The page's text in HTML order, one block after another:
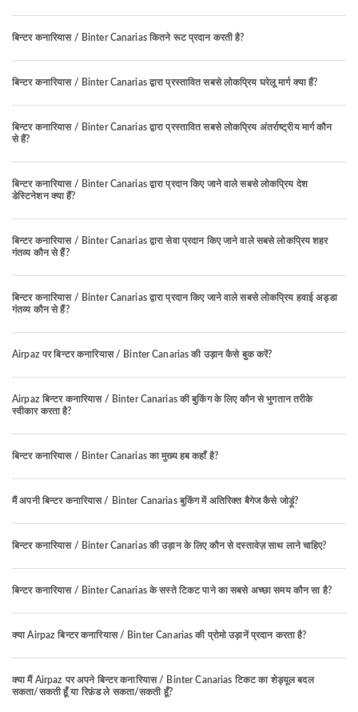
बिन्टर कनारियास / Binter Canarias कितने रूट प्रदान करती है?
बिन्टर कनारियास / Binter Canarias द्वारा प्रस्तावित सबसे लोकप्रिय घरेलू मार्ग क्या हैं?
बिन्टर कनारियास / Binter Canarias द्वारा प्रस्तावित सबसे लोकप्रिय अंतर्राष्ट्रीय मार्ग कौन
से हैं?
बिन्टर कनारियास / Binter Canarias द्वारा प्रदान किए जाने वाले सबसे लोकप्रिय देश
डेस्टिनेशन क्या हैं?
बिन्टर कनारियास / Binter Canarias द्वारा सेवा प्रदान किए जाने वाले सबसे लोकप्रिय शहर
गंतव्य कौन से हैं?
बिन्टर कनारियास / Binter Canarias द्वारा प्रदान किए जाने वाले सबसे लोकप्रिय हवाई अड्डा
गंतव्य कौन से हैं?
Airpaz पर बिन्टर कनारियास / Binter Canarias की उड़ान कैसे बुक करें?
Airpaz बिन्टर कनारियास / Binter Canarias की बुकिंग के लिए कौन से भुगतान तरीके
स्वीकार करता है?
बिन्टर कनारियास / Binter Canarias का मुख्य हब कहाँ है?
मैं अपनी बिन्टर कनारियास / Binter Canarias बुकिंग में अतिरिक्त बैगेज कैसे जोड़ूं?
बिन्टर कनारियास / Binter Canarias की उड़ान के लिए कौन से दस्तावेज़ साथ लाने चाहिए?
बिन्टर कनारियास / Binter Canarias के सस्ते टिकट पाने का सबसे अच्छा समय कौन सा है?
क्या Airpaz बिन्टर कनारियास / Binter Canarias की प्रोमो उड़ानें प्रदान करता है?
क्या मैं Airpaz पर अपने बिन्टर कनारियास / Binter Canarias टिकट का शेड्यूल बदल
सकता/सकती हूँ या रिफ़ंड ले सकता/सकती हूँ?